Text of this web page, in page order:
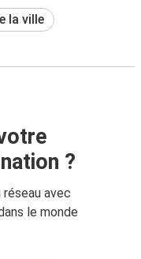
la ville
?
avec
le monde